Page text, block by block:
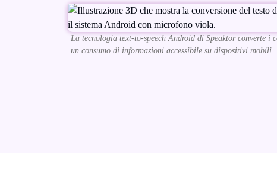
La tecnologia text-to-speech Android di Speaktor converte i
un consumo di informazioni accessibile su dispositivi mobili.